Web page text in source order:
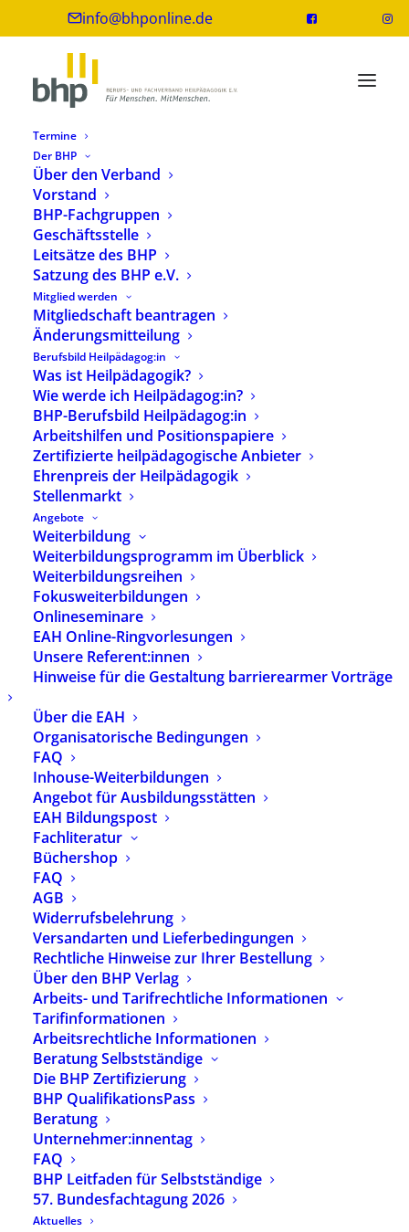
info@bhponline.de
Termine
Der BHP
Über den Verband
Vorstand
BHP-Fachgruppen
Geschäftsstelle
Leitsätze des BHP
Satzung des BHP e.V.
Mitglied werden
Mitgliedschaft beantragen
Änderungsmitteilung
Berufsbild Heilpädagog:in
Was ist Heilpädagogik?
Wie werde ich Heilpädagog:in?
BHP-Berufsbild Heilpädagog:in
Arbeitshilfen und Positionspapiere
Zertifizierte heilpädagogische Anbieter
Ehrenpreis der Heilpädagogik
Stellenmarkt
Angebote
Weiterbildung
Weiterbildungsprogramm im Überblick
Weiterbildungsreihen
Fokusweiterbildungen
Onlineseminare
EAH Online-Ringvorlesungen
Unsere Referent:innen
Hinweise für die Gestaltung barrierearmer Vorträge
Über die EAH
Organisatorische Bedingungen
FAQ
Inhouse-Weiterbildungen
Angebot für Ausbildungsstätten
EAH Bildungspost
Fachliteratur
Büchershop
FAQ
AGB
Widerrufsbelehrung
Versandarten und Lieferbedingungen
Rechtliche Hinweise zur Ihrer Bestellung
Über den BHP Verlag
Arbeits- und Tarifrechtliche Informationen
Tarifinformationen
Arbeitsrechtliche Informationen
Beratung Selbstständige
Die BHP Zertifizierung
BHP QualifikationsPass
Beratung
Unternehmer:innentag
FAQ
BHP Leitfaden für Selbstständige
57. Bundesfachtagung 2026
Aktuelles
Ausgabe 3/2019: BHP Fachzeitung
heilpaedagogik.de erschienen
28. Juli 2019 1 Minute
Wie gewohnt in der dritten Juliwoche erschien die
Ausgabe 3/2019 der BHP Fachzeitschrift
heilpaedagogik.de. Die Ausgabe beschäftigt sich
schwerpunktmäßig mit dem Thema
„Bundesteilhabegesetz und die neue
Eingliederungshilfe“.
Dieheilpaedagogik.de
und ist für Mitglieder des BHP kostenlos. Als
Nichtmitglied können Sie die Fachzeitung
abonnieren oder im Einzelheft erwerben.
Schwerpunkte der kommenden Ausgaben sind
das Thema „Schule“ sowie das Thema „Zukunft
der Kindertagespflege“.
Weitere Informationen zur aktuellen Ausgabe
sowie eine Bestellmöglichkein finden Sie
Neueste Beiträge
Neue Ausgabe der BHP-Fachzeitschrift
heilpaedagogik.de erschienen
29. Juli 2026
heilpaedagogik.de | 2026-03
24. Juli 2026
Heilpädagogik-Podcast mit neuer Folge: Michael
Hipp – Was brauchen Kinder psychisch
erkrankter Eltern?
13. Juli 2026
Neue YouTube-Reihe des BHP: „Echt Kathrin –
Heilpädagogik unplugged“ startet
8. Juli 2026
Teilhabe ist kein Effizienzproblem: BHP-Replik
zum Papier „Effizienter Ressourceneinsatz bei
Leistungsgesetzen“
2. Juli 2026